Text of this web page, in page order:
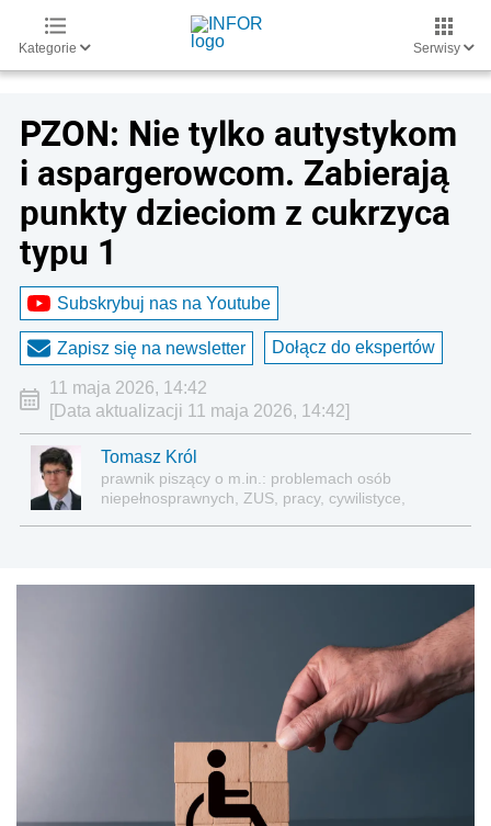
Kategorie Serwisy
PZON: Nie tylko autystykom
i aspargerowcom. Zabierają
punkty dzieciom z cukrzyca
typu 1
Subskrybuj nas na Youtube
Zapisz się na newsletter Dołącz do ekspertów
11 maja 2026, 14:42
[Data aktualizacji 11 maja 2026, 14:42]
Tomasz Król
prawnik piszący o m.in.: problemach osób
niepełnosprawnych, ZUS, pracy, cywilistyce,